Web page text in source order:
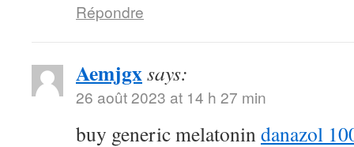
Répondre
Aemjgxsays:
26 août 2023 at 14 h 27 min
buy generic melatonindanazol